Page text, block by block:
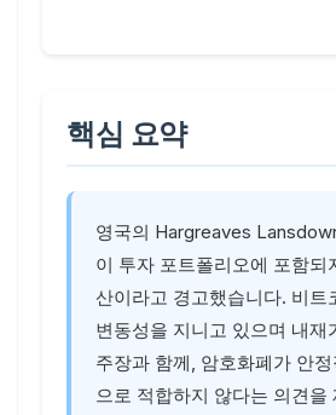
핵심 요약
영국의 Hargreaves
이 투자 포트폴리오에 포함되
산이라고 경고했습니다. 비트
변동성을 지니고 있으며 내재
주장과 함께, 암호화폐가 안
으로 적합하지 않다는 의견을